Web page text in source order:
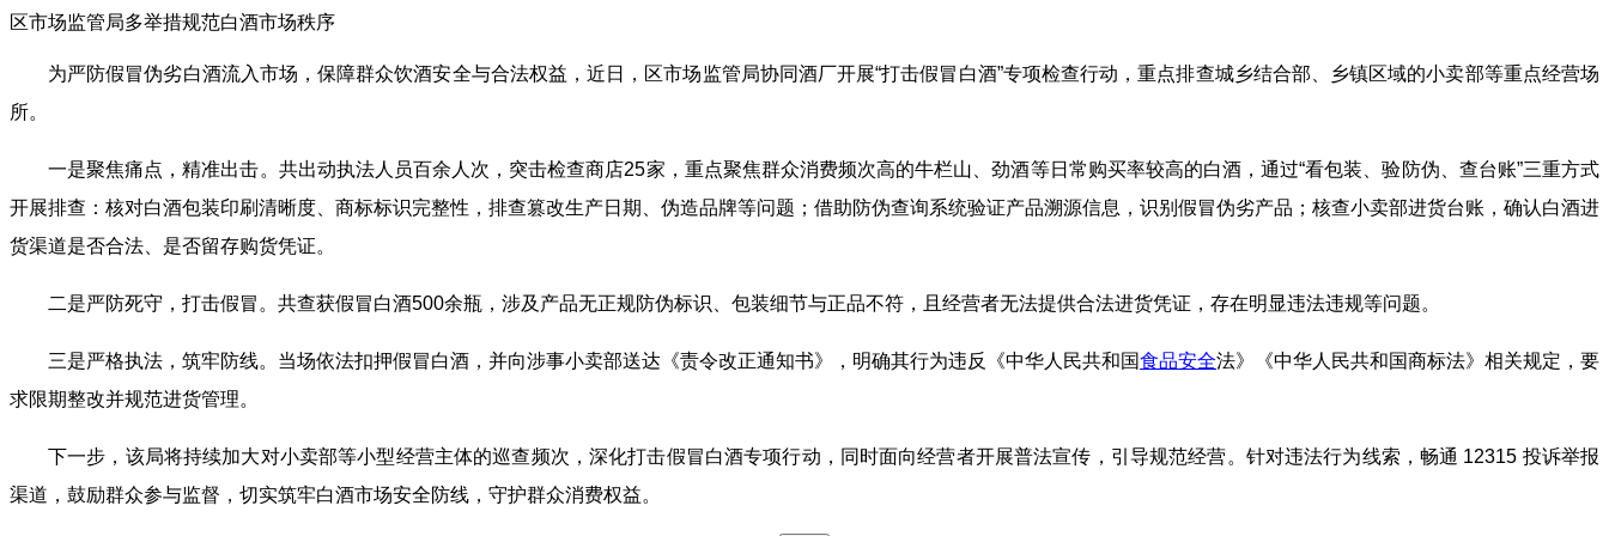
区市场监管局多举措规范白酒市场秩序
为严防假冒伪劣白酒流入市场，保障群众饮酒安全与合法权益，近日，区市场监管局协同酒厂开展“打击假冒白酒”专项检查行动，重点排查城乡结合部、乡镇区域的小卖部等重点经营场
所。
一是聚焦痛点，精准出击。共出动执法人员百余人次，突击检查商店25家，重点聚焦群众消费频次高的牛栏山、劲酒等日常购买率较高的白酒，通过“看包装、验防伪、查台账”三重方式
开展排查：核对白酒包装印刷清晰度、商标标识完整性，排查篡改生产日期、伪造品牌等问题；借助防伪查询系统验证产品溯源信息，识别假冒伪劣产品；核查小卖部进货台账，确认白酒进
货渠道是否合法、是否留存购货凭证。
二是严防死守，打击假冒。共查获假冒白酒500余瓶，涉及产品无正规防伪标识、包装细节与正品不符，且经营者无法提供合法进货凭证，存在明显违法违规等问题。
三是严格执法，筑牢防线。当场依法扣押假冒白酒，并向涉事小卖部送达《责令改正通知书》，明确其行为违反《中华人民共和国食品安全法》《中华人民共和国商标法》相关规定，要
求限期整改并规范进货管理。
下一步，该局将持续加大对小卖部等小型经营主体的巡查频次，深化打击假冒白酒专项行动，同时面向经营者开展普法宣传，引导规范经营。针对违法行为线索，畅通 12315 投诉举报
渠道，鼓励群众参与监督，切实筑牢白酒市场安全防线，守护群众消费权益。